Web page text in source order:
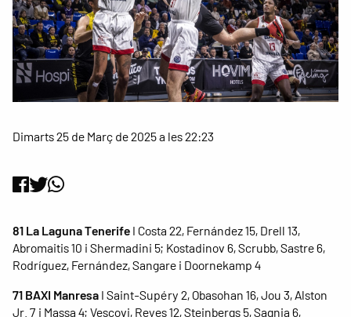
Dimarts 25 de Març de 2025 a les 22:23
81 La Laguna Tenerife I Costa 22, Fernández 15, Drell 13,
Abromaitis 10 i Shermadini 5; Kostadinov 6, Scrubb, Sastre 6,
Rodríguez, Fernández, Sangare i Doornekamp 4
71 BAXI Manresa I Saint-Supéry 2, Obasohan 16, Jou 3, Alston
Jr. 7 i Massa 4; Vescovi, Reyes 12, Steinbergs 5, Sagnia 6,